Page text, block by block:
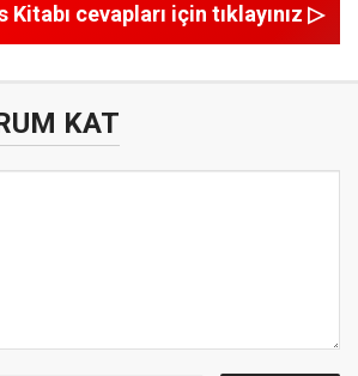
Kitabı cevapları için tıklayınız ▷
KAT